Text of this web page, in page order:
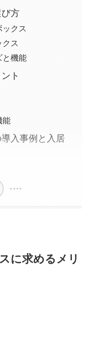
方
ックス
ス
と機能
ト
能
入事例と入居
に求めるメリ